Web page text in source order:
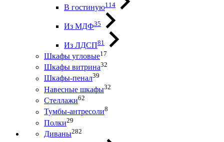
В гостиную114
Из МДФ35
Из ЛДСП81
Шкафы угловые17
Шкафы витрина32
Шкафы-пенал39
Навесные шкафы32
Стеллажи62
Тумбы-антресоли8
Полки29
Диваны282